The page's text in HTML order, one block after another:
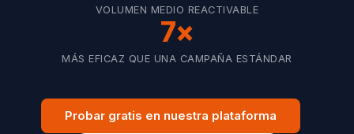
VOLUMEN MEDIO REACTIVABLE
7×
MÁS EFICAZ QUE UNA CAMPAÑA ESTÁNDAR
Probar gratis en nuestra plataforma